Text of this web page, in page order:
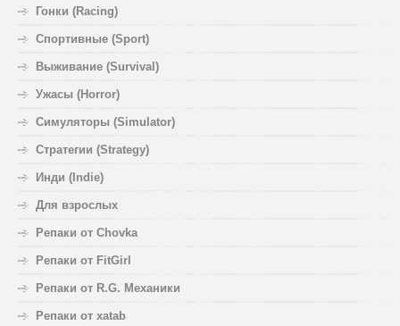
Гонки (Racing)
Спортивные (Sport)
Выживание (Survival)
Ужасы (Horror)
Симуляторы (Simulator)
Стратегии (Strategy)
Инди (Indie)
Для взрослых
Репаки от Chovka
Репаки от FitGirl
Репаки от R.G. Механики
Репаки от xatab